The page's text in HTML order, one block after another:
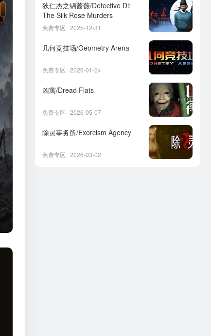
狄仁杰之锦蔷薇/Detective Di:
The Silk Rose Murders
免费专区 · 2025-12-31
几何竞技场/Geometry Arena
免费专区 · 2026-01-24
凶寓/Dread Flats
免费专区 · 2026-05-07
除灵事务所/Exorcism Agency
免费专区 · 2026-03-02